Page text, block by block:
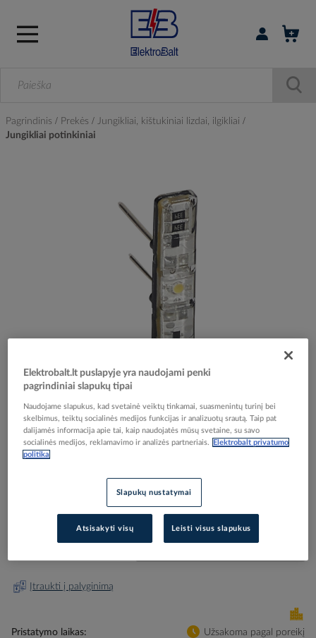
Prisijungti /
Pagrindinis Prekės
Jungikliai, kištukiniai lizdai, ilgikliai
Jungikliai potinkiniai
beginning
Lemputė LED viengubam jungikliui 230V VALENA
LIFE - LEGRAND
Elektrobalt prekės kodas
Įtraukti į palyginimą
Pristatymo laikas Užsakoma pagal poreikį
Elektrobalt.lt puslapyje yra naudojami penki
pagrindiniai slapukų tipai
Naudojame slapukus, kad svetainė veiktų tinkamai, suasmenintų turinį bei
skelbimus, teiktų socialinės medijos funkcijas ir analizuotų srautą. Taip pat
dalijamės informacija apie tai, kaip naudojatės mūsų svetaine, su savo
socialinės medijos, reklamavimo ir analizės partneriais.
Elektrobalt privatumo
politika
Slapukų nustatymai
Atsisakyti visų Leisti visus slapukus